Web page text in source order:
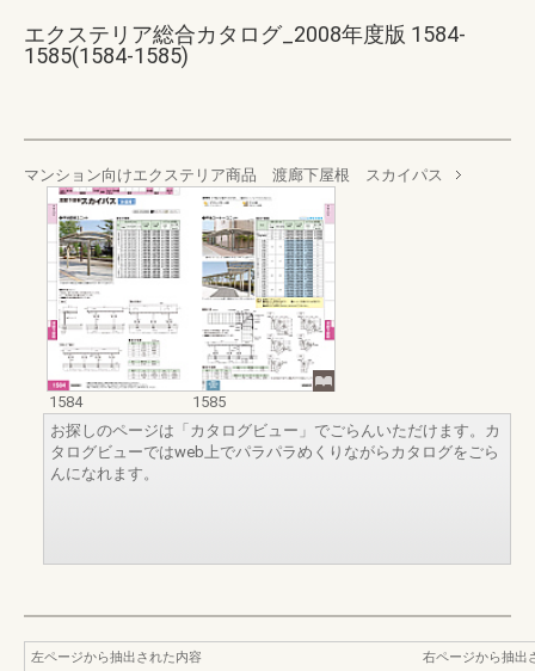
エクステリア総合カタログ_2008年度版 1584-
1585(1584-1585)
マンション向けエクステリア商品 渡廊下屋根 スカイパス
1584
1585
お探しのページは「カタログビュー」でごらんいただけます。カ
タログビューではweb上でパラパラめくりながらカタログをごら
んになれます。
左ページから抽出された内容
右ページから抽出